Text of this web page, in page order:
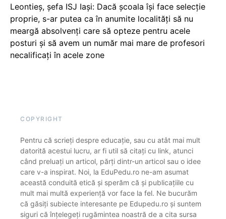
Leontieș, șefa ISJ Iași: Dacă școala își face selecție
proprie, s-ar putea ca în anumite localități să nu
meargă absolvenți care să opteze pentru acele
posturi și să avem un număr mai mare de profesori
necalificați în acele zone
COPYRIGHT
Pentru că scrieți despre educație, sau cu atât mai mult
datorită acestui lucru, ar fi util să citați cu link, atunci
când preluați un articol, părți dintr-un articol sau o idee
care v-a inspirat. Noi, la EduPedu.ro ne-am asumat
această conduită etică și sperăm că și publicațiile cu
mult mai multă experiență vor face la fel. Ne bucurăm
că găsiți subiecte interesante pe Edupedu.ro și suntem
siguri că înțelegeți rugămintea noastră de a cita sursa